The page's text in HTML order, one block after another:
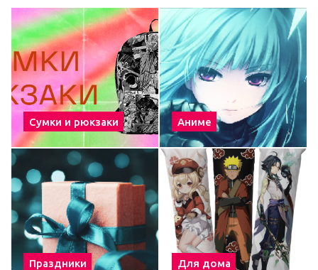
Сумки и рюкзаки Аниме
Праздники Для дома